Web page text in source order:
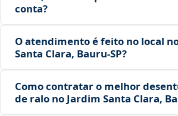
conta?
O atendimento é feito no local
Santa Clara, Bauru‑SP?
Como contratar o melhor
de ralo no Jardim Santa Clara,